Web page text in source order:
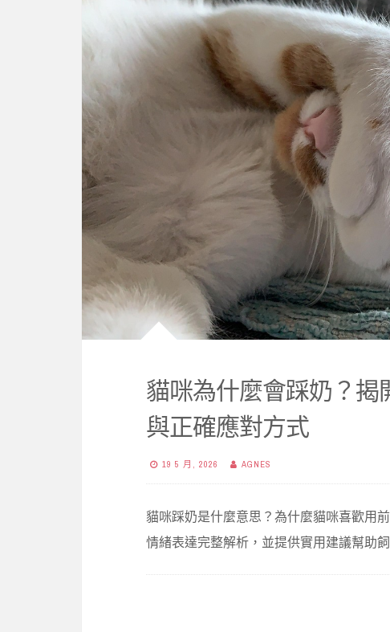
貓咪為什麼會踩奶？
與正確應對方式
19 5 月, 2026 AGNES
貓咪踩奶是什麼意思？為什麼貓咪喜歡用
情緒表達完整解析，並提供實用建議幫助